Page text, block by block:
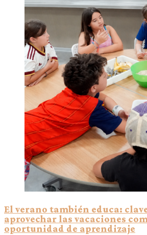
El verano también educa:
aprovechar las vacaciones
oportunidad de aprendizaje